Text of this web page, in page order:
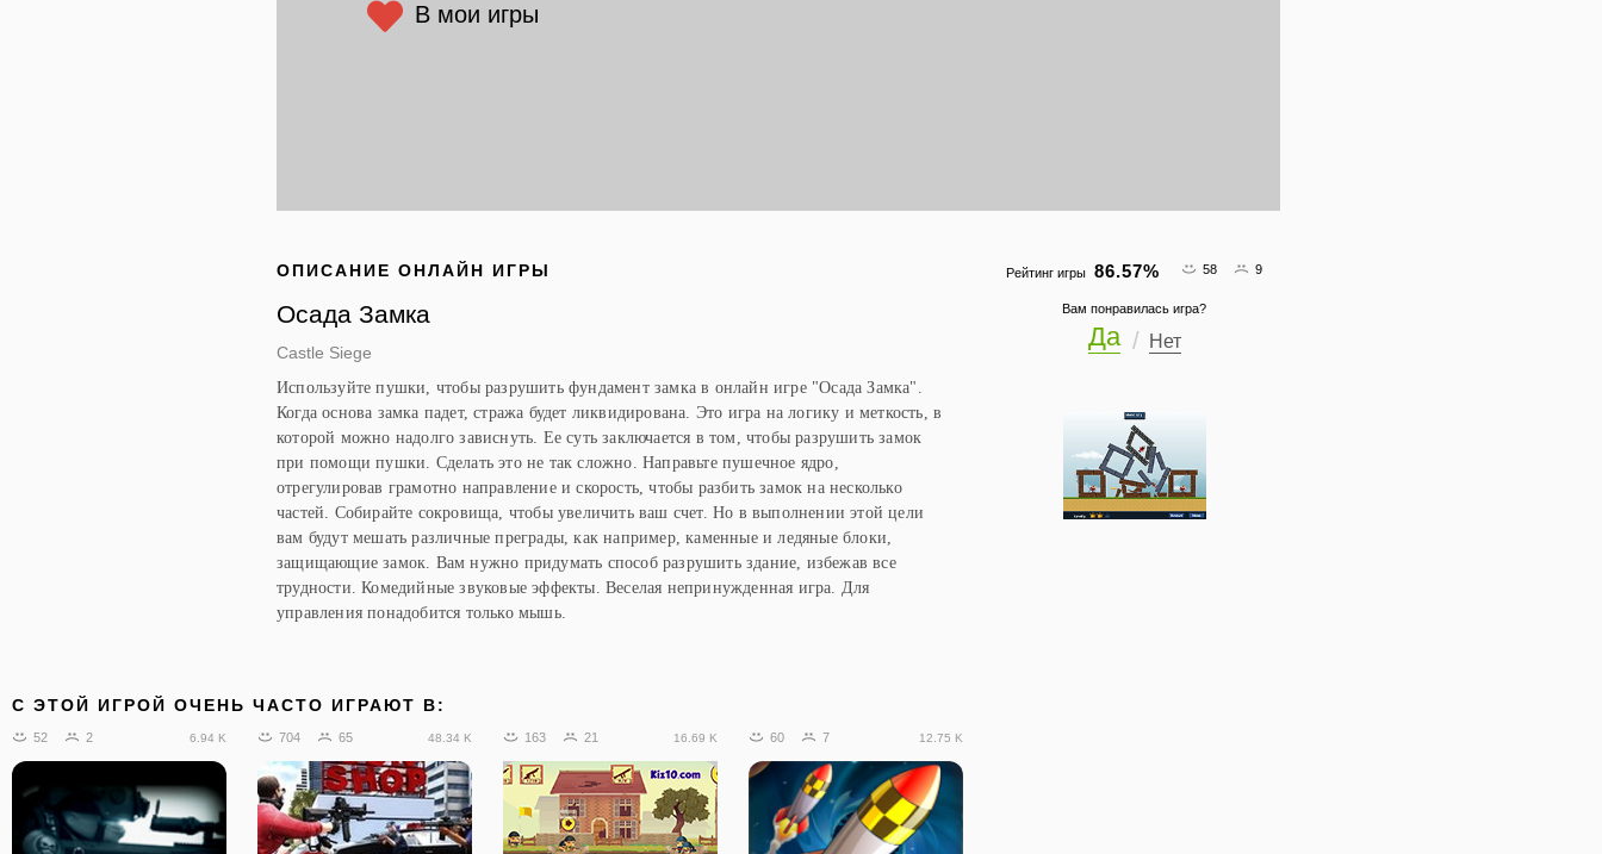
В мои игры
Рейтинг игры 86.57% 58 9
Вам понравилась игра?
Да Нет
ОПИСАНИЕ ОНЛАЙН ИГРЫ
Осада Замка
Castle Siege
Используйте пушки, чтобы разрушить фундамент замка в онлайн игре "Осада Замка".
Когда основа замка падет, стража будет ликвидирована. Это игра на логику и меткость, в
которой можно надолго зависнуть. Ее суть заключается в том, чтобы разрушить замок
при помощи пушки. Сделать это не так сложно. Направьте пушечное ядро,
отрегулировав грамотно направление и скорость, чтобы разбить замок на несколько
частей. Собирайте сокровища, чтобы увеличить ваш счет. Но в выполнении этой цели
вам будут мешать различные преграды, как например, каменные и ледяные блоки,
защищающие замок. Вам нужно придумать способ разрушить здание, избежав все
трудности. Комедийные звуковые эффекты. Веселая непринужденная игра. Для
управления понадобится только мышь.
C ЭТОЙ ИГРОЙ ОЧЕНЬ ЧАСТО ИГРАЮТ В:
52 2 6.94 K 704 65 48.34 K 163 21 16.69 K 60 7 12.75 K